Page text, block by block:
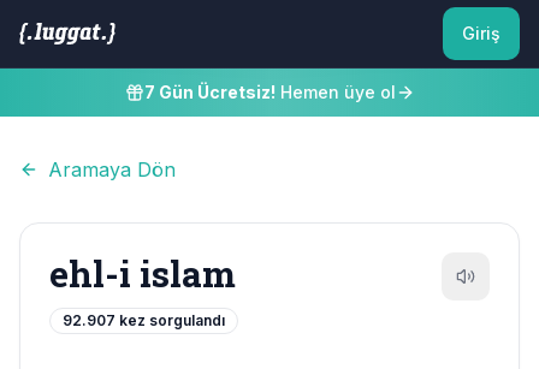
Giriş
7 Gün Ücretsiz! Hemen üye ol
Aramaya Dön
ehl-i islam
92.907 kez sorgulandı